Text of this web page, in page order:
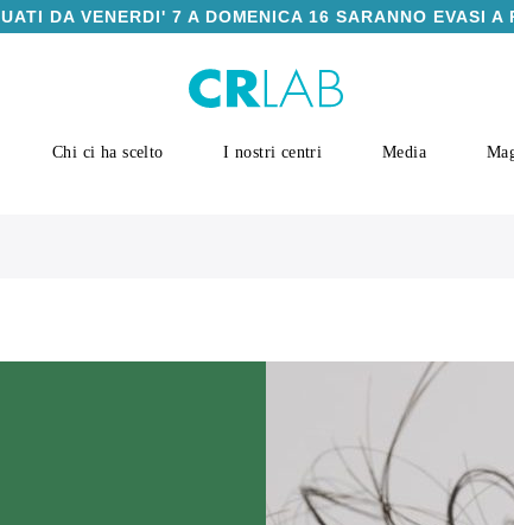
DA VENERDI' 7 A DOMENICA 16 SARANNO EVASI
Chi ci ha scelto I nostri centri Media